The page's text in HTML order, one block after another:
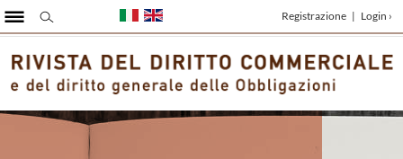
Registrazione | Login ›